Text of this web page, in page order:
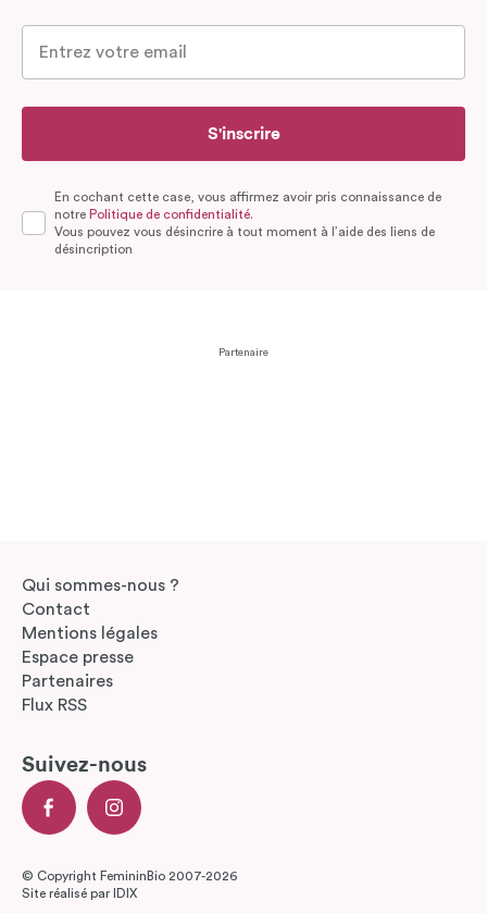
S'inscrire
En cochant cette case, vous affirmez avoir pris connaissance de
notre Politique de confidentialité.
Vous pouvez vous désincrire à tout moment à l’aide des liens de
désincription
Partenaire
Qui sommes-nous ?
Contact
Mentions légales
Espace presse
Partenaires
Flux RSS
Suivez-nous
© Copyright FemininBio 2007-2026
Site réalisé par
IDIX